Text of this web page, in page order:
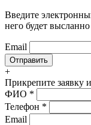
Введите
него будет
Email
+
Прикрепите заявку
ФИО *
Телефон *
Email